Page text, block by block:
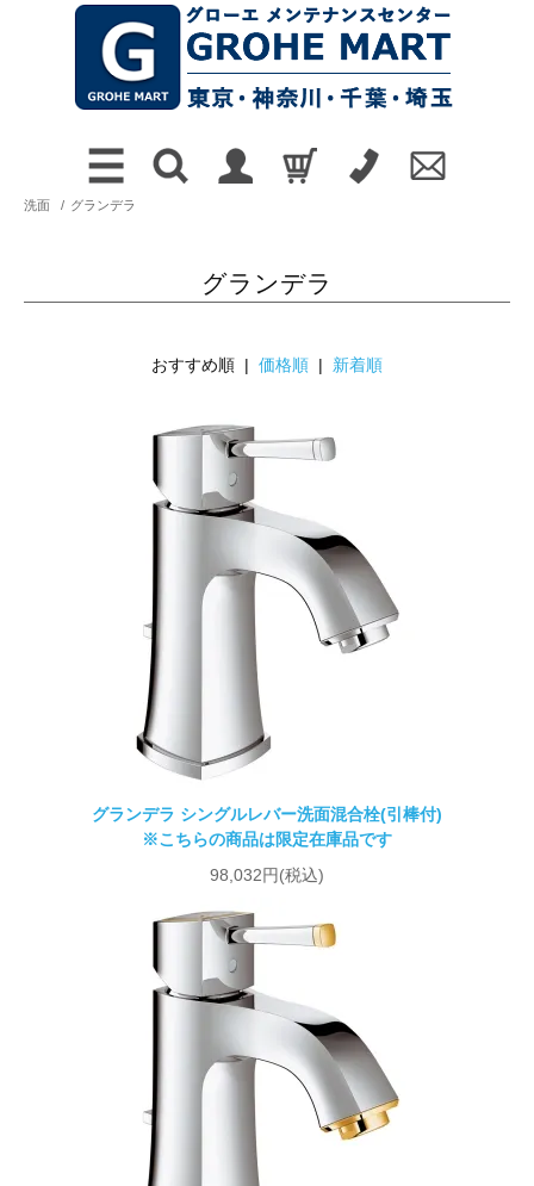
洗面 / グランデラ
グランデラ
おすすめ順 | 価格順 | 新着順
グランデラ シングルレバー洗面混合栓(引棒付)
※こちらの商品は限定在庫品です
98,032円(税込)